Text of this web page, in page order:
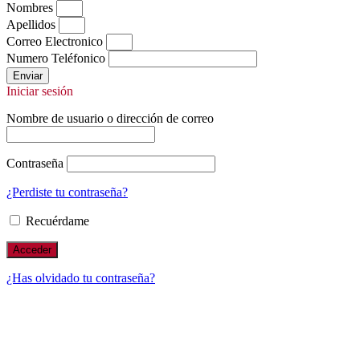
Nombres
Apellidos
Correo Electronico
Numero Teléfonico
Enviar
Iniciar sesión
Nombre de usuario o dirección de correo
Contraseña
¿Perdiste tu contraseña?
Recuérdame
¿Has olvidado tu contraseña?